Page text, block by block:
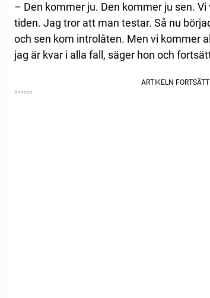
– Den kommer ju. Den kommer ju sen.
tiden. Jag tror att man testar. Så nu
och sen kom introlåten. Men vi kommer
jag är kvar i alla fall, säger hon och